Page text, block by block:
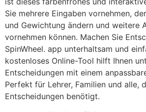
Sie mehrere Eingaben vornehmen,
und Gewichtung ändern und weitere
vornehmen können. Machen Sie
SpinWheel. app unterhaltsam und
kostenloses Online-Tool hilft Ihnen
Entscheidungen mit einem
Perfekt für Lehrer, Familien und alle,
Entscheidungen benötigt.